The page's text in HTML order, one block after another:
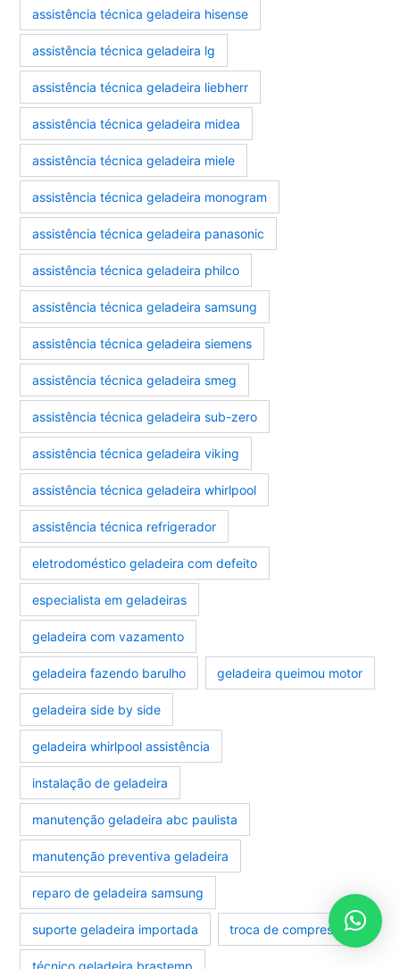
assistência técnica geladeira hisense
assistência técnica geladeira lg
assistência técnica geladeira liebherr
assistência técnica geladeira midea
assistência técnica geladeira miele
assistência técnica geladeira monogram
assistência técnica geladeira panasonic
assistência técnica geladeira philco
assistência técnica geladeira samsung
assistência técnica geladeira siemens
assistência técnica geladeira smeg
assistência técnica geladeira sub-zero
assistência técnica geladeira viking
assistência técnica geladeira whirlpool
assistência técnica refrigerador
eletrodoméstico geladeira com defeito
especialista em geladeiras
geladeira com vazamento
geladeira fazendo barulho geladeira queimou motor
geladeira side by side
geladeira whirlpool assistência
instalação de geladeira
manutenção geladeira abc paulista
manutenção preventiva geladeira
reparo de geladeira samsung
suporte geladeira importada troca de compressor